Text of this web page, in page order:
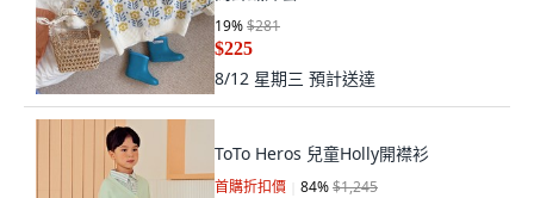
19%$281
$225
8/12 星期三 預計送達
ToTo Heros 兒童Holly開襟衫
首購折扣價 84%$1,245